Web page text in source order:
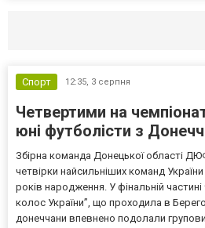
Спорт 12:35, 3 серпня
Четвертими на
юні футболісти з
Збірна команда Донецької області
четвірки найсильніших команд
років народження. У фінальній
колос України”, що проходила в
донеччани впевнено подолали